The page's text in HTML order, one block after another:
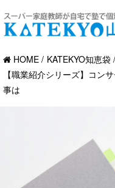
HOME
KATEKYO知恵袋
【職業紹介シリーズ】コン
事は